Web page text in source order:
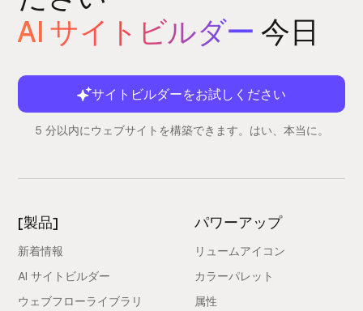
AI サイトビルダー 今日
サイトビルダーをお試しください
5 分以内にウェブサイトを構築できます。はい、本当に。
[製品]
新着情報
AI サイトビルダー
ウェブフローライブラリ
パワーアップ
リュームアイコン
カラーパレット
属性